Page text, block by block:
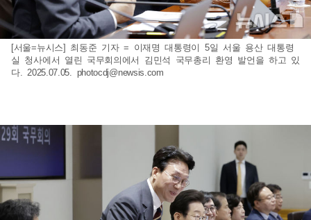
[서울=뉴시스] 최동준 기자 = 이재명 대통령이 5일 서울 용산 대통령
실 청사에서 열린 국무회의에서 김민석 국무총리 환영 발언을 하고 있
다. 2025.07.05. photocdj@newsis.com